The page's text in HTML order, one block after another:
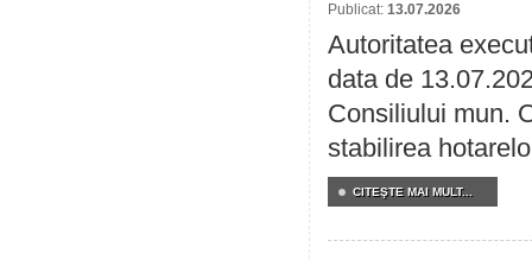
Publicat: 13.07.2026
Autoritatea
data de
Consiliului mun.
stabilirea
CITEŞTE MAI MULT...